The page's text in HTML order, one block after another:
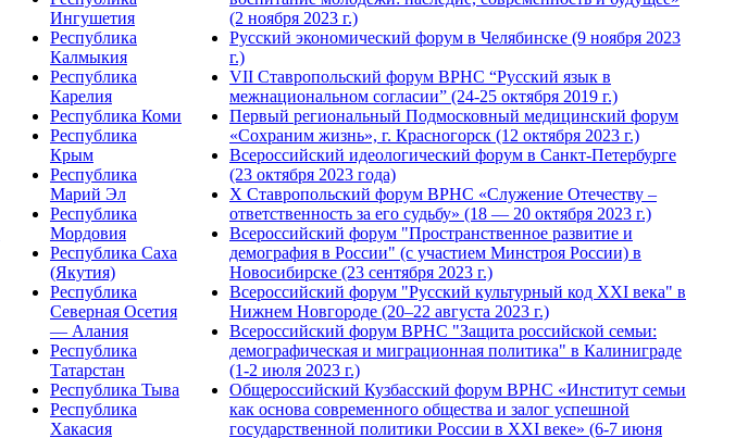
Ингушетия
Республика
Калмыкия
Республика
Карелия
Республика Коми
Республика
Крым
Республика
Марий Эл
Республика
Мордовия
Республика Саха
(Якутия)
Республика
Северная Осетия
— Алания
Республика
Татарстан
Республика Тыва
Республика
Хакасия
(2 ноября 2023 г.)
Русский экономический форум в Челябинске (9 ноября 2023
г.)
VII Ставропольский форум ВРНС “Русский язык в
межнациональном согласии” (24-25 октября 2019 г.)
Первый региональный Подмосковный медицинский форум
«Сохраним жизнь», г. Красногорск (12 октября 2023 г.)
Всероссийский идеологический форум в Санкт-Петербурге
(23 октября 2023 года)
X Ставропольский форум ВРНС «Служение Отечеству –
ответственность за его судьбу» (18 — 20 октября 2023 г.)
Всероссийский форум "Пространственное развитие и
демография в России" (с участием Минстроя России) в
Новосибирске (23 сентября 2023 г.)
Всероссийский форум "Русский культурный код XXI века" в
Нижнем Новгороде (20–22 августа 2023 г.)
Всероссийский форум ВРНС "Защита российской семьи:
демографическая и миграционная политика" в Калиниграде
(1-2 июля 2023 г.)
Общероссийский Кузбасский форум ВРНС «Институт семьи
как основа современного общества и залог успешной
государственной политики России в ХХI веке» (6-7 июня